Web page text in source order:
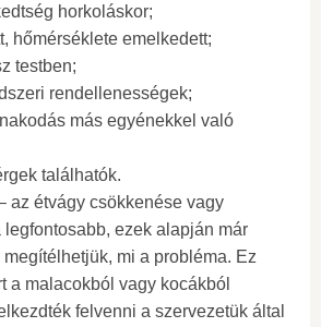
horkoláskor;
hőmérséklete emelkedett;
testben;
rendellenességek;
más egyénekkel való
találhatók.
az étvágy csökkenése vagy
legfontosabb, ezek alapján már
mi a probléma. Ez
a malacokból vagy kocákból
felvenni a szervezetük által